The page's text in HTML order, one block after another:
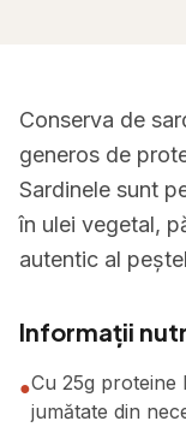
Conserva de
generos de
Sardinele sunt
în ulei vegetal,
autentic al
Informații
●Cu 25g proteine
jumătate din